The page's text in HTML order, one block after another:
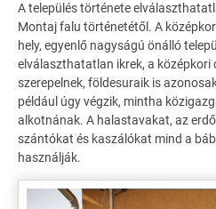
A település története
Montaj falu történetétől. A
hely, egyenlő nagyságú önálló
elválaszthatatlan ikrek, a középkori
szerepelnek, földesuraik is
például úgy végzik, mintha
alkotnának. A halastavakat, az
szántókat és kaszálókat mind a
használják.